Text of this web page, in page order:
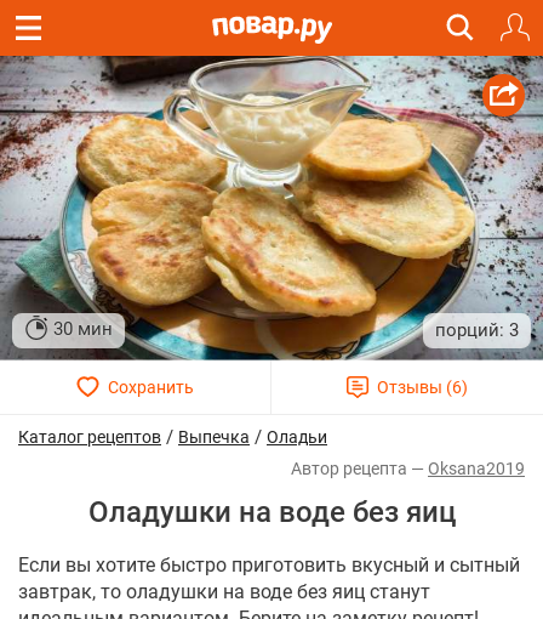
30 мин 3
Каталог рецептов / Выпечка / Оладьи
Oksana2019
Оладушки на воде без яиц
Если вы хотите быстро приготовить вкусный и сытный
завтрак, то оладушки на воде без яиц станут